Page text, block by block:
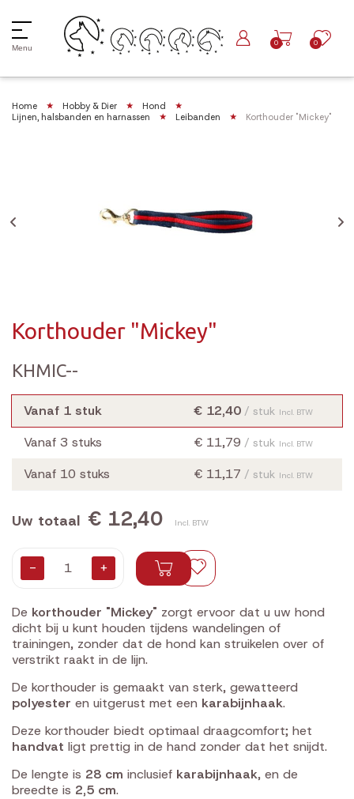
Menu
0 0
Home Hobby & Dier
Hond
Lijnen, halsbanden en harnassen
Leibanden Korthouder "Mickey"
Korthouder "Mickey"
KHMIC--
Vanaf 1 stuk € 12,40 / stuk Incl. BTW
Vanaf 3 stuks € 11,79 / stuk Incl. BTW
Vanaf 10 stuks € 11,17 / stuk Incl. BTW
Uw totaal € 12,40 Incl. BTW
- +
De korthouder "Mickey" zorgt ervoor dat u uw hond
dicht bij u kunt houden tijdens wandelingen of
trainingen, zonder dat de hond kan struikelen over of
verstrikt raakt in de lijn.
De korthouder is gemaakt van sterk, gewatteerd
polyester en uitgerust met een karabijnhaak.
Deze korthouder biedt optimaal draagcomfort; het
handvat ligt prettig in de hand zonder dat het snijdt.
De lengte is 28 cm inclusief karabijnhaak, en de
breedte is 2,5 cm.